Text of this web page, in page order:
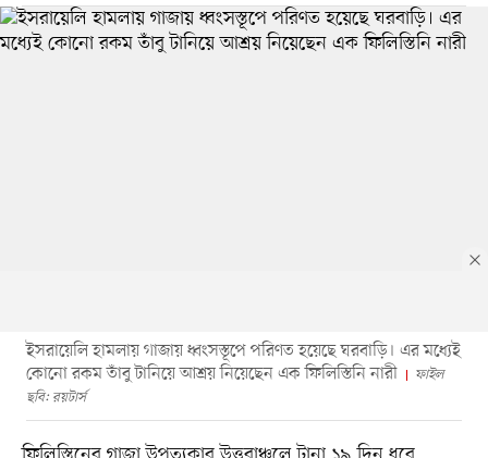
ইসরায়েলি হামলায় গাজায় ধ্বংসস্তূপে পরিণত হয়েছে ঘরবাড়ি। এর মধ্যেই
কোনো রকম তাঁবু টানিয়ে আশ্রয় নিয়েছেন এক ফিলিস্তিনি নারী
ফাইল
ছবি: রয়টার্স